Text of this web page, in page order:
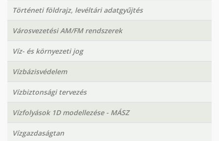
Történeti földrajz, levéltári adatgyűjtés
Városvezetési AM/FM rendszerek
Víz- és környezeti jog
Vízbázisvédelem
Vízbiztonsági tervezés
Vízfolyások 1D modellezése - MÁSZ
Vízgazdaságtan